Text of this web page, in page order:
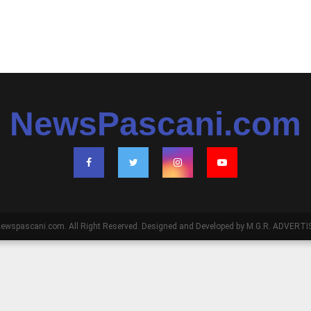
NewsPascani.com
All Right Reserved. Designed and Developed by M.G.R.